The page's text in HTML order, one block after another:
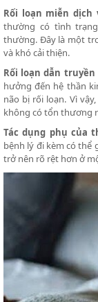
Rối loạn miễn
thường có tình
thường. Đây là một
và khó cải thiện.
Rối loạn dẫn
hưởng đến hệ thần
não bị rối loạn. Vì
không có tổn thương
Tác dụng phụ của
bệnh lý đi kèm có thể
trở nên rõ rệt hơn ở